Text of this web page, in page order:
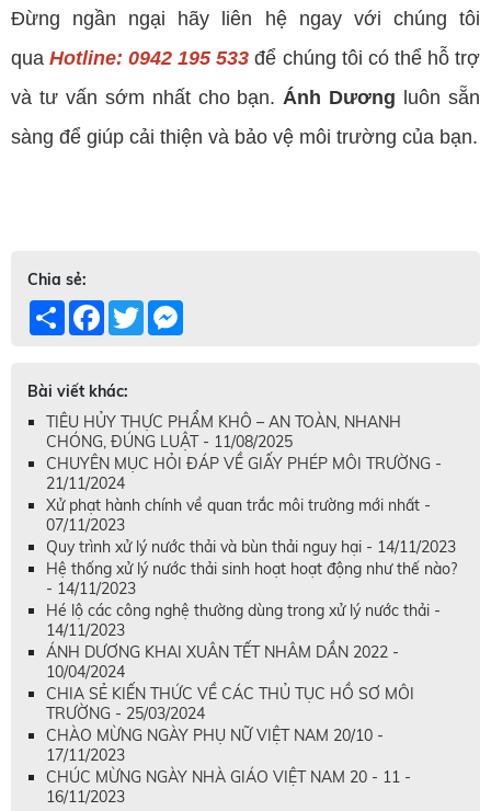
Đừng ngần ngại hãy liên hệ ngay với chúng tôi
quaHotline: 0942 195 533để chúng tôi có thể hỗ trợ
và tư vấn sớm nhất cho bạn.Ánh Dương luôn sẵn
sàng để giúp cải thiện và bảo vệ môi trường của bạn.
Chia sẻ:
Share Facebook
Twitter
Bài viết khác:
TIÊU HỦY THỰC PHẨM KHÔ – AN TOÀN, NHANH
CHÓNG, ĐÚNG LUẬT - 11/08/2025
CHUYÊN MỤC HỎI ĐÁP VỀ GIẤY PHÉP MÔI TRƯỜNG -
21/11/2024
Xử phạt hành chính về quan trắc môi trường mới nhất -
07/11/2023
Quy trình xử lý nước thải và bùn thải nguy hại - 14/11/2023
Hệ thống xử lý nước thải sinh hoạt hoạt động như thế nào?
- 14/11/2023
Hé lộ các công nghệ thường dùng trong xử lý nước thải -
14/11/2023
ÁNH DƯƠNG KHAI XUÂN TẾT NHÂM DẦN 2022 -
10/04/2024
CHIA SẺ KIẾN THỨC VỀ CÁC THỦ TỤC HỒ SƠ MÔI
TRƯỜNG - 25/03/2024
CHÀO MỪNG NGÀY PHỤ NỮ VIỆT NAM 20/10 -
17/11/2023
CHÚC MỪNG NGÀY NHÀ GIÁO VIỆT NAM 20 - 11 -
16/11/2023